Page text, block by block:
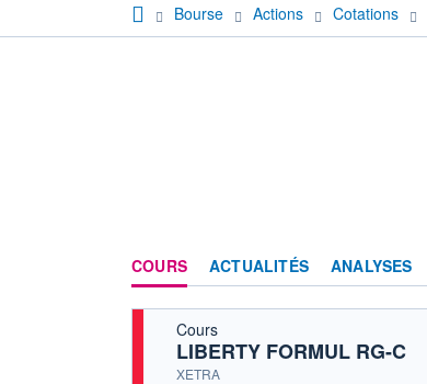
Bourse Actions Cotations
COURS ACTUALITÉS ANALYSES
Cours
LIBERTY FORMUL RG-C
XETRA